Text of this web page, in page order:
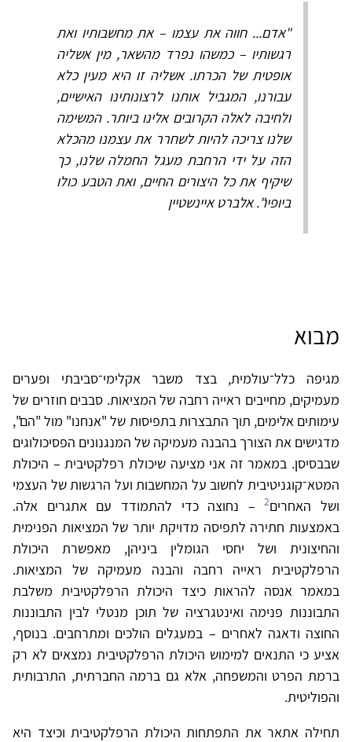
"אדם... חווה את עצמו – את מחשבותיו ואת
רגשותיו – כמשהו נפרד מהשאר, מין אשליה
אופטית של הכרתו. אשליה זו היא מעין כלא
עבורנו, המגביל אותנו לרצונותינו האישיים,
ולחיבה לאלה הקרובים אלינו ביותר. המשימה
שלנו צריכה להיות לשחרר את עצמנו מהכלא
הזה על ידי הרחבת מעגל החמלה שלנו, כך
שיקיף את כל היצורים החיים, ואת הטבע כולו
ביופיו". אלברט איינשטיין
מבוא
מגיפה כלל־עולמית, בצד משבר אקלימי־סביבתי ופערים
מעמיקים, מחייבים ראייה רחבה של המציאות. סבבים חוזרים של
עימותים אלימים, תוך התבצרות בתפיסות של "אנחנו" מול "הם",
מדגישים את הצורך בהבנה מעמיקה של המנגנונים הפסיכולוגים
שבבסיסן. במאמר זה אני מציעה שיכולת רפלקטיבית – היכולת
המטא־קוגניטיבית לחשוב על המחשבות ועל הרגשות של העצמי
ושל האחרים2– נחוצה כדי להתמודד עם אתגרים אלה.
באמצעות חתירה לתפיסה מדויקת יותר של המציאות הפנימית
והחיצונית ושל יחסי הגומלין ביניהן, מאפשרת היכולת
הרפלקטיבית ראייה רחבה והבנה מעמיקה של המציאות.
במאמר אנסה להראות כיצד היכולת הרפלקטיבית משלבת
התבוננות פנימה ואינטגרציה של תוכן מנטלי לבין התבוננות
החוצה ודאגה לאחרים – במעגלים הולכים ומתרחבים. בנוסף,
אציע כי התנאים למימוש היכולת הרפלקטיבית נמצאים לא רק
ברמת הפרט והמשפחה, אלא גם ברמה החברתית, התרבותית
והפוליטית.
תחילה אתאר את התפתחות היכולת הרפלקטיבית וכיצד היא